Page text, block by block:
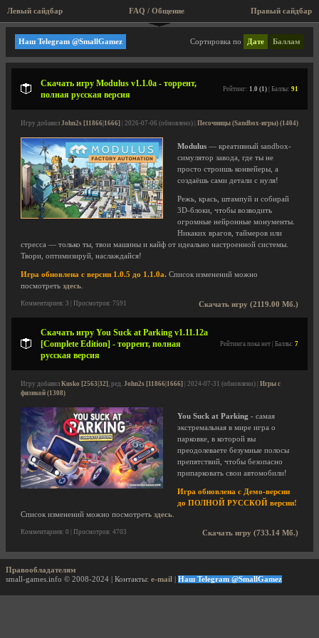
Левый сайдбар Правый сайдбар
FAQ / Общение
Happy Volcano
Сортировка по Дате Баллам
Наш Telegram @SmallGamez
Скачать игру Modulus v1.1.0a - торрент,
полная русская версия
Рейтинг: 1.0 (1) | Баллы: 91
Игру добавил John2s [11866|1666] | 2026-07-06 (обновлено) | Песочницы (Sandbox-игры) (1404)
Modulus — креативный sandbox-
симулятор завода, где ты не
просто строишь конвейеры, а
создаёшь сами детали с нуля!
Режь, крась, штампуй и собирай
3D-блоки, чтобы возводить
огромные нейронные монументы.
Никаких врагов, таймеров или
стресса — только ты, твои машины и кайф от идеально настроенной системы.
Твори, оптимизируй, наслаждайся!
Игра обновлена с версии 1.0.5 до 1.1.0a. Список изменений можно
посмотреть здесь
Скачать игру (2119.00 Мб.)
Комментариев: 3 | Просмотров: 7591
Скачать игру You Suck at Parking v1.11.12a
[Complete Edition] - торрент, полная
русская версия
Рейтинга пока нет | Баллы: 7
Игру добавил Kusko [2563|32], ред. John2s [11866|1666] | 2024-07-31 (обновлено) | Игры с
физикой (1308)
You Suck at Parking - самая
экстремальная в мире игра о
парковке, в которой вы
преодолеваете безумные полосы
препятствий, чтобы безопасно
припарковать свои автомобили!
Игра обновлена с Демо-версии
до ПОЛНОЙ РУССКОЙ версии!
Список изменений можно посмотреть здесь
Скачать игру (733.14 Мб.)
Комментариев: 0 | Просмотров: 4703
Правообладателям
small-games.info © 2008-2024 | Контакты: e-mail Наш Telegram @SmallGamez